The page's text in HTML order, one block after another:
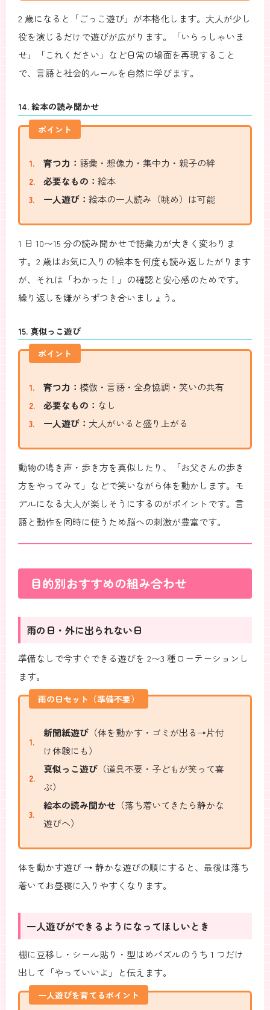
2 歳になると「ごっこ遊び」が本格化します。大人が少し
役を演じるだけで遊びが広がります。「いらっしゃいま
せ」「これください」など日常の場面を再現すること
で、言語と社会的ルールを自然に学びます。
14. 絵本の読み聞かせ
ポイント
育つ力： 語彙・想像力・集中力・親子の絆
必要なもの： 絵本
一人遊び： 絵本の一人読み（眺め）は可能
1 日 10〜15 分の読み聞かせで語彙力が大きく変わりま
す。2 歳はお気に入りの絵本を何度も読み返したがります
が、それは「わかった！」の確認と安心感のためです。
繰り返しを嫌がらずつき合いましょう。
15. 真似っこ遊び
ポイント
育つ力： 模倣・言語・全身協調・笑いの共有
必要なもの： なし
一人遊び： 大人がいると盛り上がる
動物の鳴き声・歩き方を真似したり、「お父さんの歩き
方をやってみて」などで笑いながら体を動かします。モ
デルになる大人が楽しそうにするのがポイントです。言
語と動作を同時に使うため脳への刺激が豊富です。
目的別おすすめの組み合わせ
雨の日・外に出られない日
準備なしで今すぐできる遊びを 2〜3 種ローテーションし
ます。
雨の日セット（準備不要）
新聞紙遊び （体を動かす・ゴミが出る→片付
け体験にも）
真似っこ遊び （道具不要・子どもが笑って喜
ぶ）
絵本の読み聞かせ （落ち着いてきたら静かな
遊びへ）
体を動かす遊び → 静かな遊びの順にすると、最後は落ち
着いてお昼寝に入りやすくなります。
一人遊びができるようになってほしいとき
棚に豆移し・シール貼り・型はめパズルのうち 1 つだけ
出して「やっていいよ」と伝えます。
一人遊びを育てるポイント